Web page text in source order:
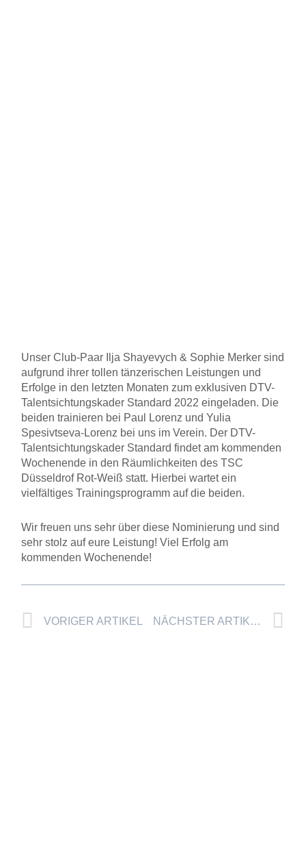
Unser Club-Paar Ilja Shayevych & Sophie Merker sind
aufgrund ihrer tollen tänzerischen Leistungen und
Erfolge in den letzten Monaten zum exklusiven DTV-
Talentsichtungskader Standard 2022 eingeladen. Die
beiden trainieren bei Paul Lorenz und Yulia
Spesivtseva-Lorenz bei uns im Verein. Der DTV-
Talentsichtungskader Standard findet am kommenden
Wochenende in den Räumlichkeiten des TSC
Düsseldrof Rot-Weiß statt. Hierbei wartet ein
vielfältiges Trainingsprogramm auf die beiden.
Wir freuen uns sehr über diese Nominierung und sind
sehr stolz auf eure Leistung! Viel Erfolg am
kommenden Wochenende!
Prev
VORIGER ARTIKEL NÄCHSTER ARTIKEL